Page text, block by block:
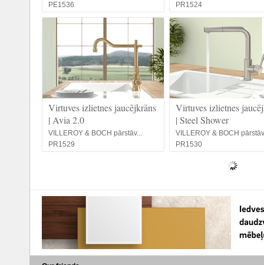
PE1536
PR1524
Virtuves izlietnes jaucējkrāns
| Avia 2.0
VILLEROY & BOCH pārstāv...
PR1529
Virtuves izlietnes
| Steel Shower
VILLEROY & BOCH
PR1530